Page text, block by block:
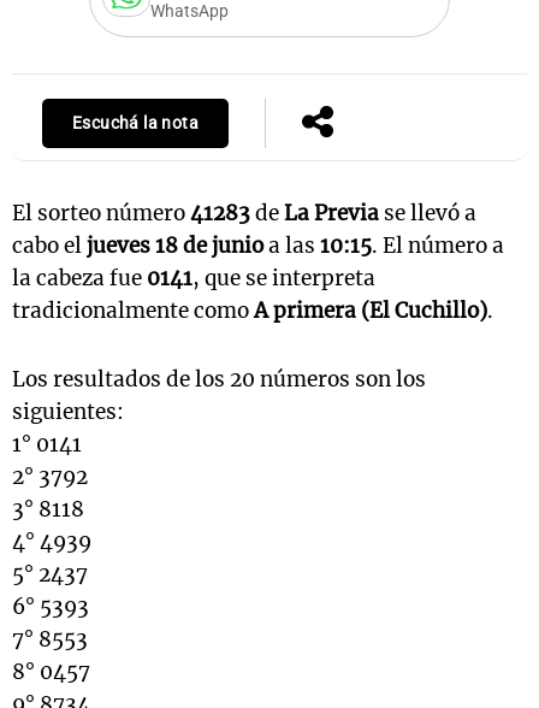
WhatsApp
Escuchá la nota
El sorteo número41283deLa Previa se llevó a
cabo eljueves 18 de junioa las 10:15. El número a
la cabeza fue 0141, que se interpreta
tradicionalmente comoA primera (El Cuchillo).
Los resultados de los 20 números son los
siguientes:
1° 0141
2° 3792
3° 8118
4° 4939
5° 2437
6° 5393
7° 8553
8° 0457